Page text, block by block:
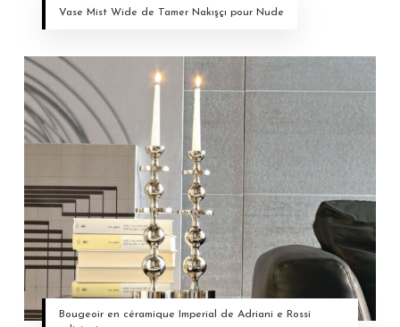
Vase Mist Wide de Tamer Nakışçı pour Nude
Bougeoir en céramique Imperial de Adriani e Rossi